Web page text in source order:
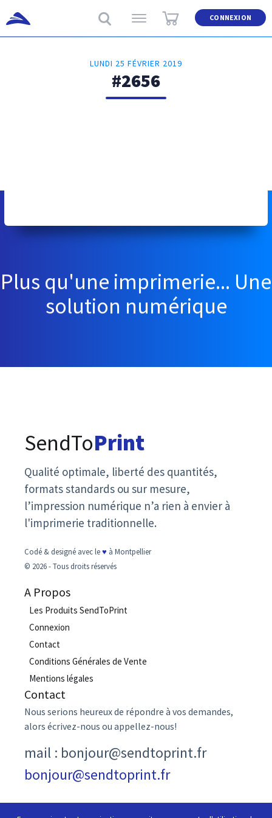
CONNEXION
LUNDI 25 FÉVRIER 2019
#2656
Plus qu'une imprimerie... Une
solution numérique
SendToPrint
Qualité optimale, liberté des quantités,
formats standards ou sur mesure,
l’impression numérique n’a rien à envier à
l'imprimerie traditionnelle.
Codé & designé avec le♥ à Montpellier
© 2026 - Tous droits réservés
A Propos
Les Produits SendToPrint
Connexion
Contact
Conditions Générales de Vente
Mentions légales
Contact
Nous serions heureux de répondre à vos demandes,
alors écrivez-nous ou appellez-nous!
mail : bonjour@sendtoprint.fr
bonjour@sendtoprint.fr